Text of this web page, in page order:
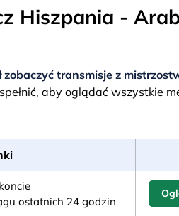
Hiszpania -
zobaczyć transmisje z
aby oglądać wszystkie
ostatnich 24 godzin